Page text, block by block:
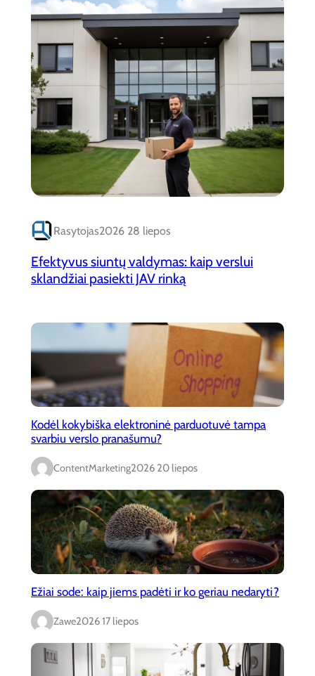
Rasytojas2026 28 liepos
Efektyvus siuntų valdymas: kaip verslui
sklandžiai pasiekti JAV rinką
Kodėl kokybiška elektroninė parduotuvė tampa
svarbiu verslo pranašumu?
ContentMarketing2026 20 liepos
Ežiai sode: kaip jiems padėti ir ko geriau nedaryti?
Zawe2026 17 liepos